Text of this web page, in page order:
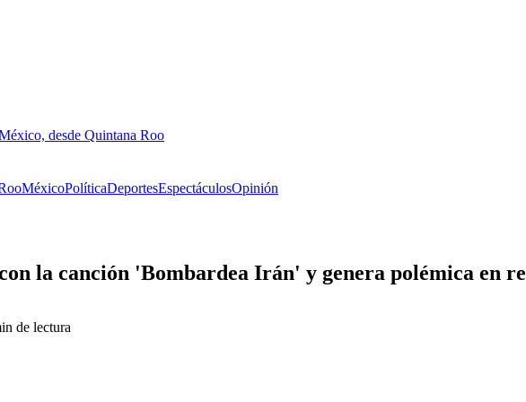
desde Quintana Roo
MéxicoPolíticaDeportesEspectáculosOpinión
la canción 'Bombardea Irán' y genera polémica en
de lectura